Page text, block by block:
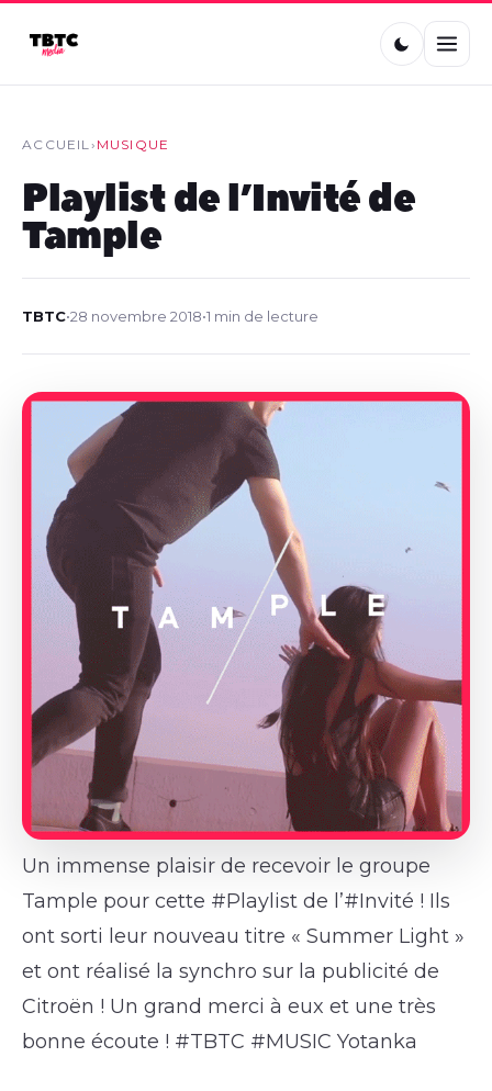
ACCUEIL› MUSIQUE
Playlist de l’Invité de
Tample
TBTC•28 novembre 2018•1 min de lecture
Un immense plaisir de recevoir le groupe
Tample pour cette #Playlist de l’#Invité ! Ils
ont sorti leur nouveau titre « Summer Light »
et ont réalisé la synchro sur la publicité de
Citroën ! Un grand merci à eux et une très
bonne écoute ! #TBTC #MUSIC Yotanka